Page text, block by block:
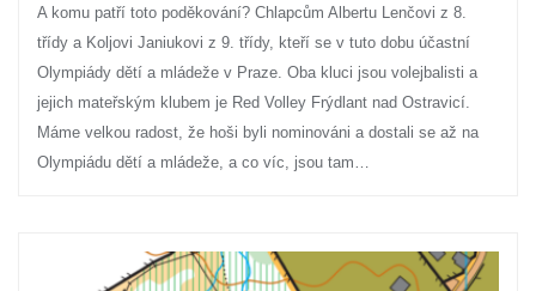
A komu patří toto poděkování? Chlapcům Albertu Lenčovi z 8.
třídy a Koljovi Janiukovi z 9. třídy, kteří se v tuto dobu účastní
Olympiády dětí a mládeže v Praze. Oba kluci jsou volejbalisti a
jejich mateřským klubem je Red Volley Frýdlant nad Ostravicí.
Máme velkou radost, že hoši byli nominováni a dostali se až na
Olympiádu dětí a mládeže, a co víc, jsou tam…